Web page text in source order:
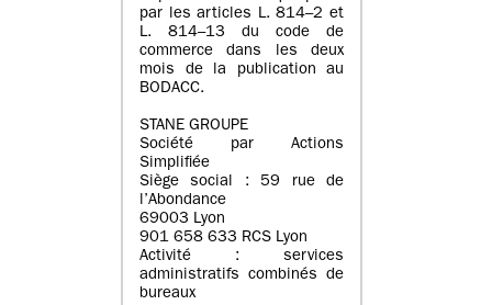
par les articles L. 814–2 et
L. 814–13 du code de
commerce dans les deux
mois de la publication au
BODACC.
STANE GROUPE
Société par Actions
Simplifiée
Siège social : 59 rue de
l’Abondance
69003 Lyon
901 658 633 RCS Lyon
Activité : services
administratifs combinés de
bureaux